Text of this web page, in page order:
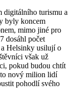
digitálního turismu a
byly koncem
mimo jiné pro
dosáhl počet
Helsinky usilují o
však už
pokud budou chtít
nový milion lidí
pohodlí svého